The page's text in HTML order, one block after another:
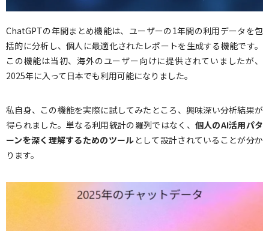
ChatGPTの年間まとめ機能は、ユーザーの1年間の利用データを包
括的に分析し、個人に最適化されたレポートを生成する機能です。
この機能は当初、海外のユーザー向けに提供されていましたが、
2025年に入って日本でも利用可能になりました。
私自身、この機能を実際に試してみたところ、興味深い分析結果が
得られました。単なる利用統計の羅列ではなく、 個人のAI活用パタ
ーンを深く理解するためのツールとして設計されていることが分か
ります。